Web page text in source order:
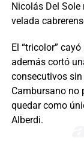
Nicolás Del
velada
El “tricolor”
además cortó
consecutivos
Cambursano no
quedar como
Alberdi.